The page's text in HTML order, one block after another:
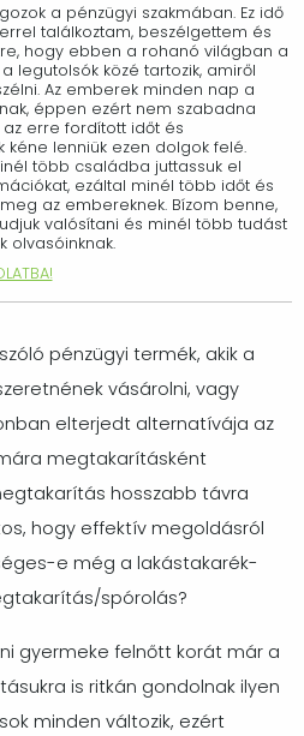
a pénzügyi szakmában. Ez idő
találkoztam, beszélgettem és
hogy ebben a rohanó világban a
legutolsók közé tartozik, amiről
Az emberek minden nap a
éppen ezért nem szabadna
erre fordított időt és
kéne lenniük ezen dolgok felé.
több családba juttassuk el
ezáltal minél több időt és
az embereknek. Bízom benne,
valósítani és minél több tudást
olvasóinknak.
pénzügyi termék, akik a
vásárolni, vagy
elterjedt alternatívája az
megtakarításként
hosszabb távra
hogy effektív megoldásról
e még a lakástakarék-
spórolás?
gyermeke felnőtt korát már a
is ritkán gondolnak ilyen
minden változik, ezért